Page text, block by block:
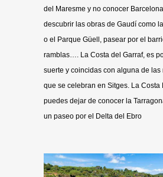
del Maresme y no conocer
descubrir las obras de Gaudí como
o el Parque Güell, pasear por el
ramblas…. La Costa del Garraf, es
suerte y coincidas con alguna de las
que se celebran en Sitges. La
puedes dejar de conocer la
un paseo por el Delta del Ebro